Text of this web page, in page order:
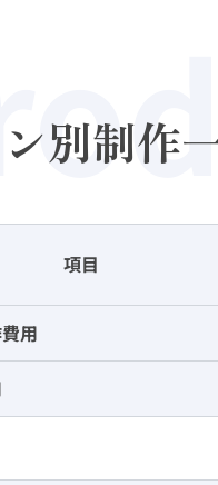
別制作
項目
用